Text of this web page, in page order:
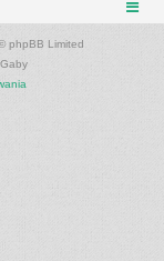
phpBB Limited